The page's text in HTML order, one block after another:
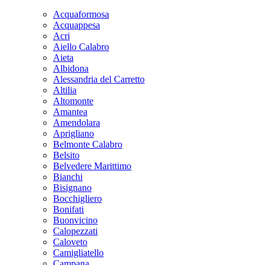
Acquaformosa
Acquappesa
Acri
Aiello Calabro
Aieta
Albidona
Alessandria del Carretto
Altilia
Altomonte
Amantea
Amendolara
Aprigliano
Belmonte Calabro
Belsito
Belvedere Marittimo
Bianchi
Bisignano
Bocchigliero
Bonifati
Buonvicino
Calopezzati
Caloveto
Camigliatello